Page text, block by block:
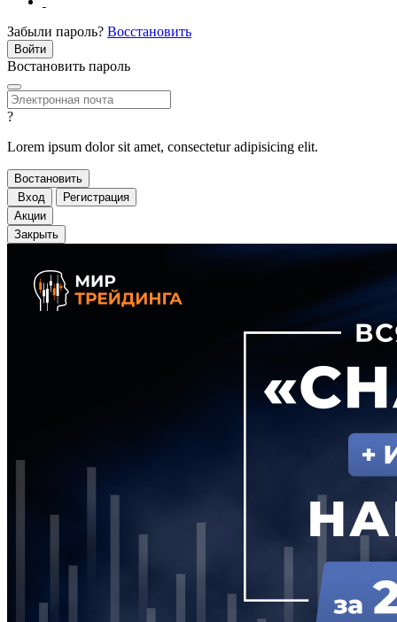
Забыли пароль? Восстановить
Востановить пароль
?
Lorem ipsum dolor sit amet, consectetur adipisicing elit.
Вход
Регистрация
Акции
Закрыть